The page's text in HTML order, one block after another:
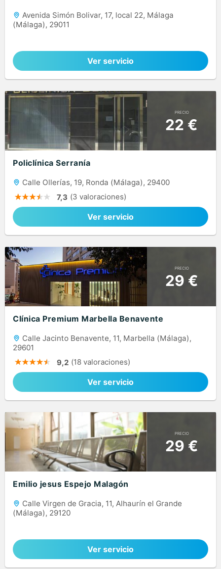
Avenida Simón Bolivar, 17, local 22, Málaga
(Málaga), 29011
Ver servicio
PRECIO
22 €
Policlínica Serranía
Calle Ollerías, 19, Ronda (Málaga), 29400
7,3 (3 valoraciones)
Ver servicio
PRECIO
29 €
Clínica Premium Marbella Benavente
Calle Jacinto Benavente, 11, Marbella (Málaga),
29601
9,2 (18 valoraciones)
Ver servicio
PRECIO
29 €
Emilio jesus Espejo Malagón
Calle Virgen de Gracia, 11, Alhaurín el Grande
(Málaga), 29120
Ver servicio